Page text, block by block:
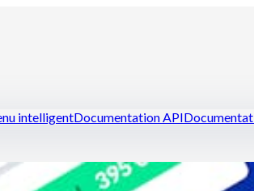
intelligentDocumentation API